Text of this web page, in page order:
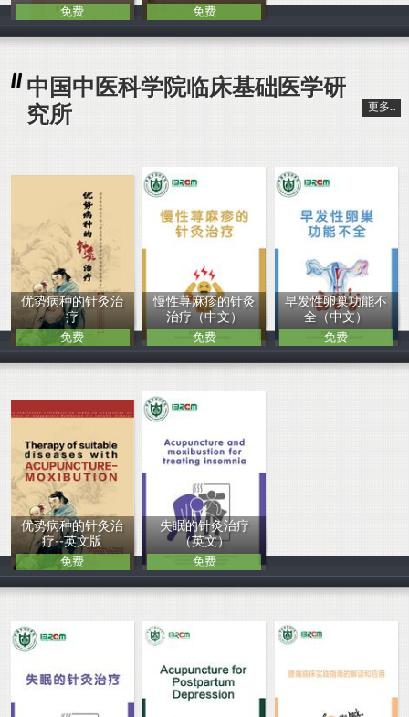
刘淑云 宋柏林
免费
刘淑云 宋柏林
免费
中国中医科学院临床基础医学研
究所
更多...
优势病种的针灸治
疗
力漫
免费
慢性荨麻疹的针灸
治疗（中文）
中医临床基础医
免费
早发性卵巢功能不
全（中文）
中医临床基础医
免费
优势病种的针灸治
疗--英文版
力漫
免费
失眠的针灸治疗
（英文）
中医临床基础医
免费